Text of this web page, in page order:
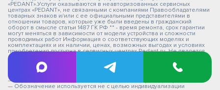
«PEDANT».Услуги оказываются в неавторизованных сервисных
центрах «PEDANT», не связанными с компаниями Правообладателями
товарных знаков и/или с ее официальными представителями в
отношении товаров, которые уже были введены в гражданский
оборот в смысле статьи 1487 ГК РФ ** - время ремонта, срок гарантии
могут меняться в зависимости от модели устройства и сложности
проводимых работ Информация о соответствующих моделях и
комплектациях и их наличии, ценах, возможных выгодах и условиях
приобретения доступна в сервисных центрах Pedant.ru. Не является
публичной офертой. Оферта на сервисное обслуживание
Застрахованного имущества
— СЦ не является уполномоченной организацией продавца,
импортера, изготовителя.
— СЦ "Педант" не является авторизованным сервис центром.
— Обозначение используется не с целью индивидуализации